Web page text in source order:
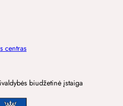
centras
biudžetinė įstaiga